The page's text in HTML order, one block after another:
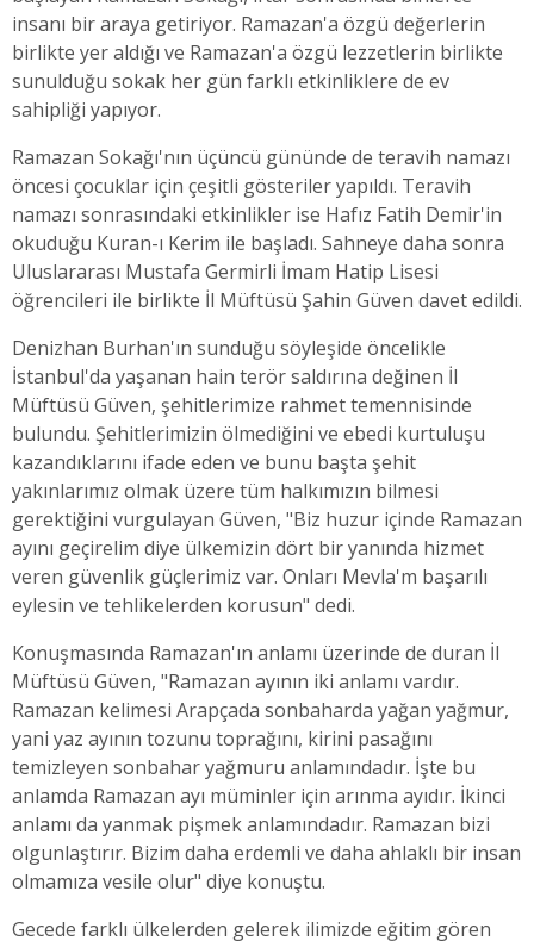
insanı bir araya getiriyor. Ramazan'a özgü değerlerin
birlikte yer aldığı ve Ramazan'a özgü lezzetlerin birlikte
sunulduğu sokak her gün farklı etkinliklere de ev
sahipliği yapıyor.
Ramazan Sokağı'nın üçüncü gününde de teravih namazı
öncesi çocuklar için çeşitli gösteriler yapıldı. Teravih
namazı sonrasındaki etkinlikler ise Hafız Fatih Demir'in
okuduğu Kuran-ı Kerim ile başladı. Sahneye daha sonra
Uluslararası Mustafa Germirli İmam Hatip Lisesi
öğrencileri ile birlikte İl Müftüsü Şahin Güven davet edildi.
Denizhan Burhan'ın sunduğu söyleşide öncelikle
İstanbul'da yaşanan hain terör saldırına değinen İl
Müftüsü Güven, şehitlerimize rahmet temennisinde
bulundu. Şehitlerimizin ölmediğini ve ebedi kurtuluşu
kazandıklarını ifade eden ve bunu başta şehit
yakınlarımız olmak üzere tüm halkımızın bilmesi
gerektiğini vurgulayan Güven, "Biz huzur içinde Ramazan
ayını geçirelim diye ülkemizin dört bir yanında hizmet
veren güvenlik güçlerimiz var. Onları Mevla'm başarılı
eylesin ve tehlikelerden korusun" dedi.
Konuşmasında Ramazan'ın anlamı üzerinde de duran İl
Müftüsü Güven, "Ramazan ayının iki anlamı vardır.
Ramazan kelimesi Arapçada sonbaharda yağan yağmur,
yani yaz ayının tozunu toprağını, kirini pasağını
temizleyen sonbahar yağmuru anlamındadır. İşte bu
anlamda Ramazan ayı müminler için arınma ayıdır. İkinci
anlamı da yanmak pişmek anlamındadır. Ramazan bizi
olgunlaştırır. Bizim daha erdemli ve daha ahlaklı bir insan
olmamıza vesile olur" diye konuştu.
Gecede farklı ülkelerden gelerek ilimizde eğitim gören